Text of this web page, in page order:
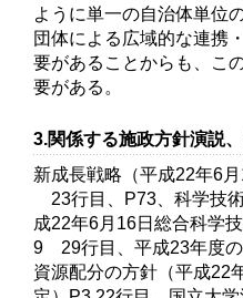
ように単一の自治体単位
団体による広域的な連携
要があることからも、こ
要がある。
3.関係する施政方針演説
新成長戦略（平成22年
23行目、P73、科学技
成22年6月16日総合科学
9 29行目、平成23年度
資源配分の方針（平成22